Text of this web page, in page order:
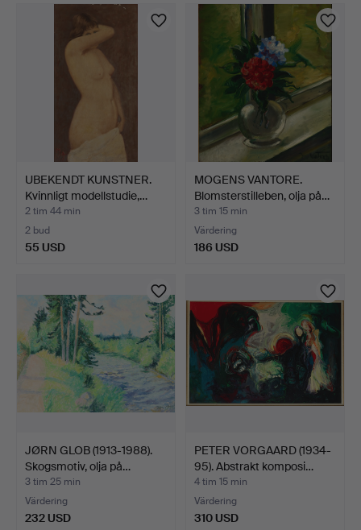
UBEKENDT KUNSTNER.
Kvinnligt modellstudie,…
2 tim 44 min
2 bud
55 USD
MOGENS VANTORE.
Blomsterstilleben, olja på…
3 tim 15 min
Värdering
186 USD
JØRN GLOB (1913-1988).
Skogsmotiv, olja på…
3 tim 25 min
Värdering
232 USD
PETER VORGAARD (1934-
95). Abstrakt komposi…
4 tim 15 min
Värdering
310 USD